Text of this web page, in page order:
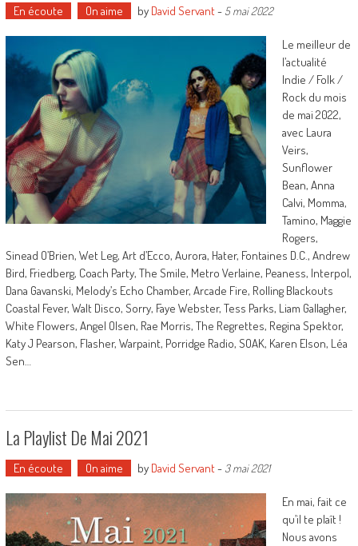
En écoute On aime by David Servant- 5 mai 2022
Le meilleur de
l’actualité
Indie / Folk /
Rock du mois
de mai 2022,
avec Laura
Veirs,
Sunflower
Bean, Anna
Calvi, Momma,
Tamino, Maggie
Rogers,
Sinead O’Brien, Wet Leg, Art d’Ecco, Aurora, Hater, Fontaines D.C., Andrew
Bird, Friedberg, Coach Party, The Smile, Metro Verlaine, Peaness, Interpol,
Dana Gavanski, Melody’s Echo Chamber, Arcade Fire, Rolling Blackouts
Coastal Fever, Walt Disco, Sorry, Faye Webster, Tess Parks, Liam Gallagher,
White Flowers, Angel Olsen, Rae Morris, The Regrettes, Regina Spektor,
Katy J Pearson, Flasher, Warpaint, Porridge Radio, SOAK, Karen Elson, Léa
Sen…
La Playlist De Mai 2021
En écoute On aime by David Servant- 3 mai 2021
En mai, fait ce
qu’il te plaît !
Nous avons